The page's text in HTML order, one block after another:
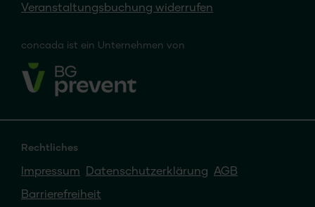
Veranstaltungsbuchung widerrufen
concada ist ein Unternehmen von
Rechtliches
Impressum Datenschutzerklärung AGB
Barrierefreiheit